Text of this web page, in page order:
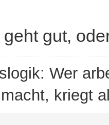
gut,
Wer
kriegt